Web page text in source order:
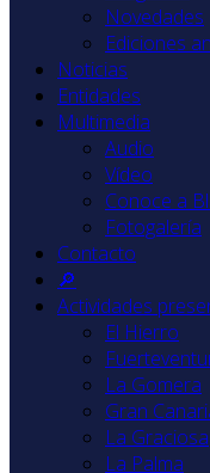
Novedades
Ediciones
Noticias
Entidades
Multimedia
Audio
Vídeo
Conoce a
Fotogalería
Contacto
🔎
Actividades
El Hierro
La Gomera
Gran
La Graciosa
La Palma